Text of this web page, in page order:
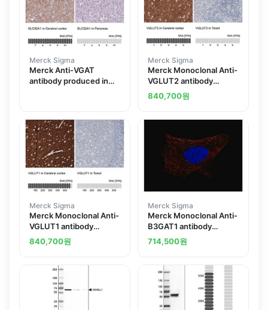
Merck Sigma
Merck Anti-VGAT
antibody produced in
Merck Sigma
Merck Monoclonal Anti-
VGLUT2 antibody
produced in mouse
840,700원
Merck Sigma
Merck Monoclonal Anti-
VGLUT1 antibody
produced in mouse
840,700원
Merck Sigma
Merck Monoclonal Anti-
B3GAT1 antibody
produced in mouse
714,500원